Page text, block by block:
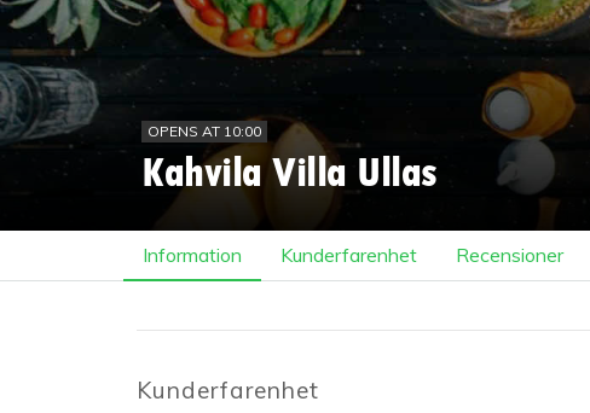
OPENS AT 10:00
Kahvila Villa Ullas
Information Kunderfarenhet Recensioner
Kunderfarenhet